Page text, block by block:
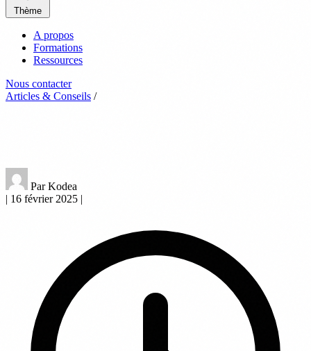
Thème
A propos
Formations
Ressources
Nous contacter
Articles & Conseils /
Par Kodea
| 16 février 2025 |